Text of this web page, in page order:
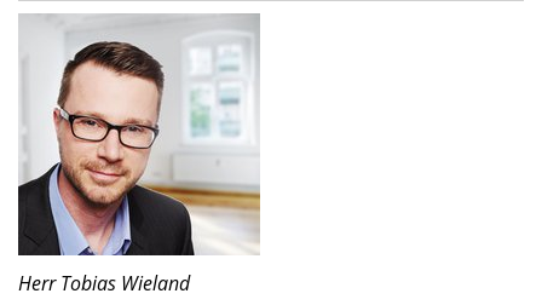
Herr Tobias Wieland